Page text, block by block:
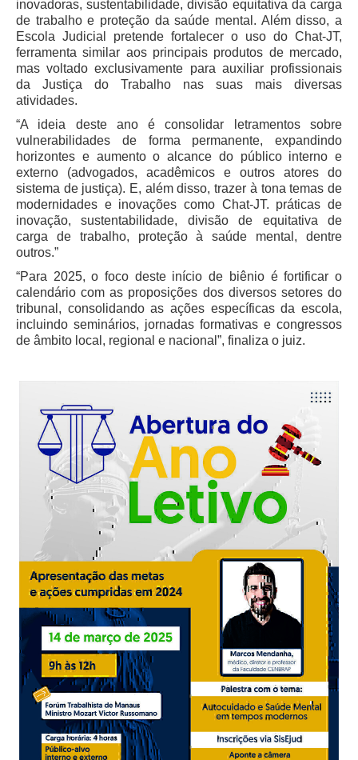
Audiências e Sessões
Calendário das Sessões da 1ª Turma 2026
Calendário de Sessões da 2ª Turma - 2026
Calendário das Sessões da 3ª Turma 2026
Calendário das Sessões do Pleno e Especializadas 2026
Carta de Serviços ao Cidadão
Cartilhas
Cadastro de Peritos, Tradutores e Intérpretes
Calendários
Calendário de Eventos
Calendário de Eventos passados
Calendário das Sessões
Calendário da Justiça Itinerante
Certidões
Concursos
Contas abertas em nome dos beneficiários
Diários Eletrônicos
Espaço do Servidor
Guias de recolhimento
Leilão Público
Mapa do site
META 9 do CNJ
Pauta Digital
PJE
Plantão Judiciário
inovadoras, sustentabilidade, divisão equitativa da carga
de trabalho e proteção da saúde mental. Além disso, a
Escola Judicial pretende fortalecer o uso do Chat-JT,
ferramenta similar aos principais produtos de mercado,
mas voltado exclusivamente para auxiliar profissionais
da Justiça do Trabalho nas suas mais diversas
atividades.
“A ideia deste ano é consolidar letramentos sobre
vulnerabilidades de forma permanente, expandindo
horizontes e aumento o alcance do público interno e
externo (advogados, acadêmicos e outros atores do
sistema de justiça). E, além disso, trazer à tona temas de
modernidades e inovações como Chat-JT. práticas de
inovação, sustentabilidade, divisão de equitativa de
carga de trabalho, proteção à saúde mental, dentre
outros.”
“Para 2025, o foco deste início de biênio é fortificar o
calendário com as proposições dos diversos setores do
tribunal, consolidando as ações específicas da escola,
incluindo seminários, jornadas formativas e congressos
de âmbito local, regional e nacional”, finaliza o juiz.